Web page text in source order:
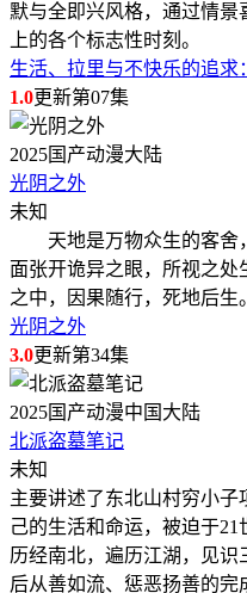
默与全即兴风格，通过情
上的各个标志性时刻。
生活、拉里与不快乐的追求
1.0更新第07集
2025国产动漫大陆
光阴之外
未知
天地是万物众生的客舍
面张开诡异之眼，所视之
之中，因果随行，死地后生。
光阴之外
3.0更新第34集
2025国产动漫中国大陆
北派盗墓笔记
未知
主要讲述了东北山村穷小子
己的生活和命运，被迫于21
历经南北，遍历江湖，见
后从善如流、惩恶扬善的完